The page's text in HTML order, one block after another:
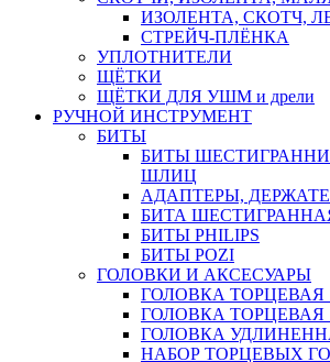
ИЗОЛЕНТА, СКОТЧ,
СТРЕЙЧ-ПЛЁНКА
УПЛОТНИТЕЛИ
ЩЁТКИ
ЩЁТКИ ДЛЯ УШМ и дрели
РУЧНОЙ ИНСТРУМЕНТ
БИТЫ
БИТЫ
ШЛИЦ
АДАПТЕРЫ,
БИТА
БИТЫ PHILIPS
БИТЫ POZI
ГОЛОВКИ И АКСЕСУАРЫ
ГОЛОВКА ТОРЦЕВАЯ
ГОЛОВКА ТОРЦЕВАЯ
ГОЛОВКА
НАБОР ТОРЦЕВЫХ